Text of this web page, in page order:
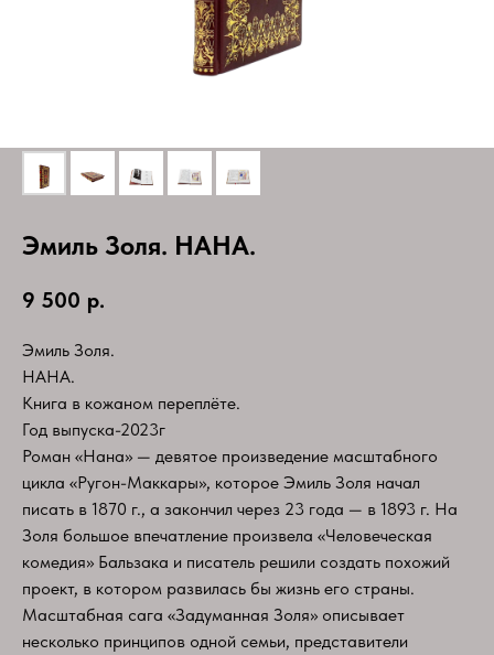
Эмиль Золя. НАНА.
9 500 р.
Эмиль Золя.
НАНА.
Книга в кожаном переплёте.
Год выпуска-2023г
Роман «Нана» — девятое произведение масштабного
цикла «Ругон-Маккары», которое Эмиль Золя начал
писать в 1870 г., а закончил через 23 года — в 1893 г. На
Золя большое впечатление произвела «Человеческая
комедия» Бальзака и писатель решили создать похожий
проект, в котором развилась бы жизнь его страны.
Масштабная сага «Задуманная Золя» описывает
несколько принципов одной семьи, представители